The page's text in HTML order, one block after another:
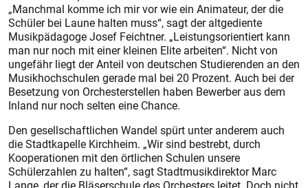
„Manchmal komme ich mir vor wie ein Animateur, der die
Schüler bei Laune halten muss“, sagt der altgediente
Musikpädagoge Josef Feichtner. „Leistungsorientiert kann
man nur noch mit einer kleinen Elite arbeiten“. Nicht von
ungefähr liegt der Anteil von deutschen Studierenden an den
Musikhochschulen gerade mal bei 20 Prozent. Auch bei der
Besetzung von Orchesterstellen haben Bewerber aus dem
Inland nur noch selten eine Chance.
Den gesellschaftlichen Wandel spürt unter anderem auch
die Stadtkapelle Kirchheim. „Wir sind bestrebt, durch
Kooperationen mit den örtlichen Schulen unsere
Schülerzahlen zu halten“, sagt Stadtmusikdirektor Marc